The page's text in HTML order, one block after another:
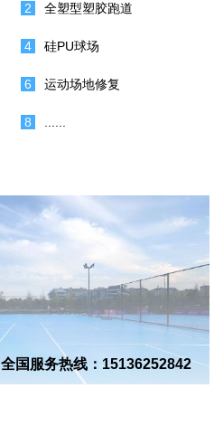
2 全塑型塑胶跑道
4 硅PU球场
6 运动场地修复
8
全国服务热线： 15136252842